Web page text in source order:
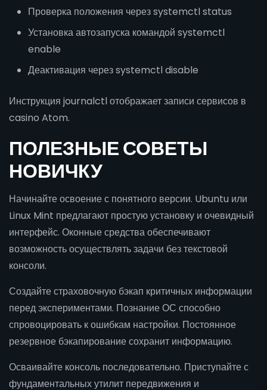
Проверка положения через systemctl status
Установка автозапуска командой systemctl
enable
Деактивация через systemctl disable
Инструкция journalctl отображает записи сервисов в
casino Atom.
ПОЛЕЗНЫЕ СОВЕТЫ
НОВИЧКУ
Начинайте освоение с понятного версии. Ubuntu или
Linux Mint предлагают простую установку и очевидный
интерфейс. Оконные средства обеспечивают
возможность осуществлять задачи без текстовой
консоли.
Создайте страховочную бэкап критичных информации
перед экспериментами. Познание ОС способно
спровоцировать к ошибкам настройки. Постоянное
резервное бэкапирование сохранит информацию.
Осваивайте консоль последовательно. Приступайте с
фундаментальных утилит передвижения и